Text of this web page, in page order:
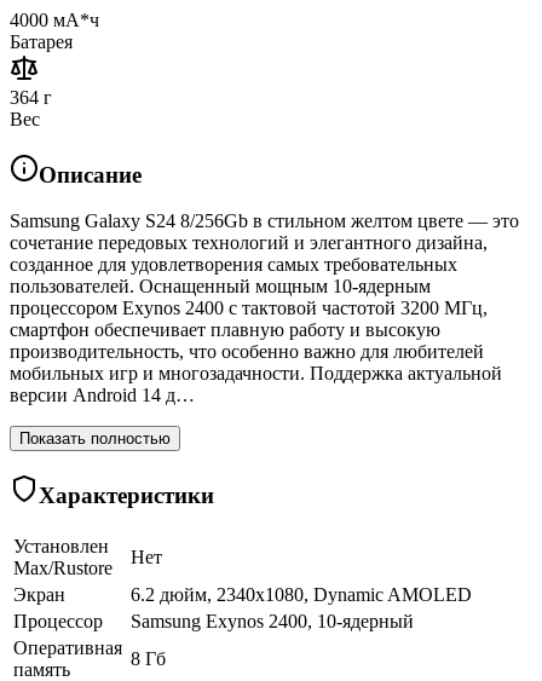
4000 мА*ч
Батарея
364 г
Вес
Описание
Samsung Galaxy S24 8/256Gb в стильном желтом цвете — это
сочетание передовых технологий и элегантного дизайна,
созданное для удовлетворения самых требовательных
пользователей. Оснащенный мощным 10-ядерным
процессором Exynos 2400 с тактовой частотой 3200 МГц,
смартфон обеспечивает плавную работу и высокую
производительность, что особенно важно для любителей
мобильных игр и многозадачности. Поддержка актуальной
версии Android 14 д…
Показать полностью
Характеристики
Установлен
Max/Rustore
Нет
Экран
6.2 дюйм, 2340x1080, Dynamic AMOLED
Процессор
Samsung Exynos 2400, 10-ядерный
Оперативная
память
8 Гб